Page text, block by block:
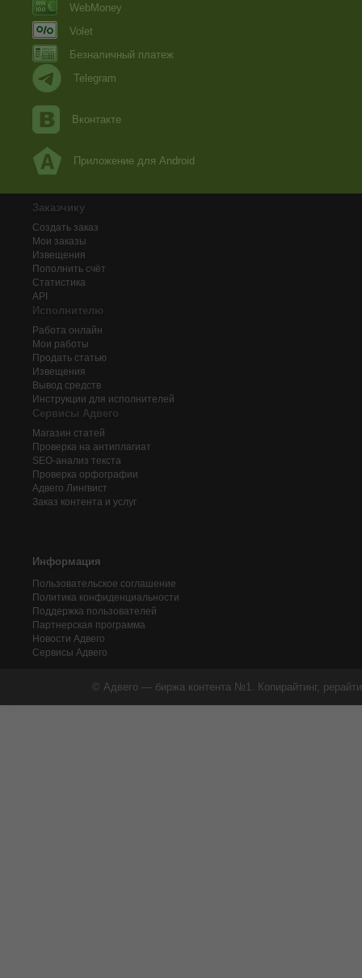
WebMoney
Volet
Безналичный платеж
Telegram
Вконтакте
Приложение для Android
Заказчику
Создать заказ
Мои заказы
Извещения
Пополнить счёт
Статистика
API
Исполнителю
Работа онлайн
Мои работы
Продать статью
Извещения
Вывод средств
Инструкции для исполнителей
Сервисы Адвего
Магазин статей
Проверка на антиплагиат
SEO-анализ текста
Проверка орфографии
Адвего Лингвист
Заказ контента и услуг
Информация
Пользовательское соглашение
Политика конфиденциальности
Поддержка пользователей
Партнерская программа
Новости Адвего
Сервисы Адвего
© Адвего — биржа контента №1. Копирайтинг,